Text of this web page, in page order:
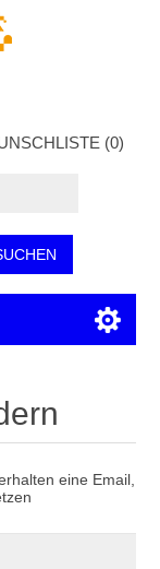
(0)
eine Email,